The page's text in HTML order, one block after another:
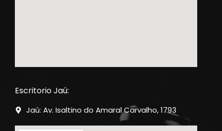
Escritorio Jaú:
Jaú: Av. Isaltino do Amaral Carvalho, 1793